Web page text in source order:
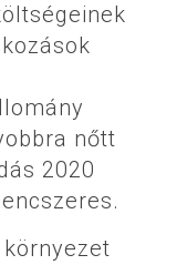
nőtt
2020